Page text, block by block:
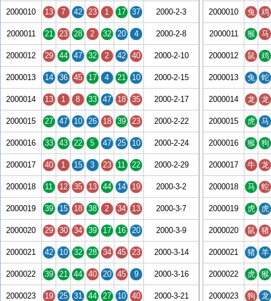
2000010 13 7 42 23 1 17 37 2000-2-3
2000011 21 23 28 2 32 20 4 2000-2-8
2000012 29 44 47 32 2 42 40 2000-2-10
2000013 14 36 45 17 4 21 10 2000-2-15
2000014 13 1 8 33 47 18 35 2000-2-17
2000015 27 47 10 26 18 39 23 2000-2-22
2000016 33 43 22 5 47 25 10 2000-2-24
2000017 40 1 15 3 23 11 22 2000-2-29
2000018 11 12 35 13 44 14 19 2000-3-2
2000019 39 15 18 38 2 34 13 2000-3-7
2000020 29 30 34 39 17 16 20 2000-3-9
2000021 42 10 32 28 34 45 23 2000-3-14
2000022 39 21 44 40 20 45 9 2000-3-16
2000023 19 25 31 44 27 10 40 2000-3-21
2000010 兔 鸡
2000011 猴 马
2000012 鼠 鸡
2000013 兔 蛇
2000014 龙 龙
2000015 虎 马
2000016 猴 狗
2000017 牛 龙
2000018 马 蛇
2000019 虎 虎
2000020 鼠 猪
2000021 猪 羊
2000022 虎 猴
2000023 狗 龙